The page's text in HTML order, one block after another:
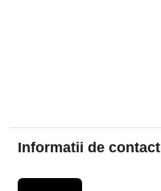
Informatii de contact